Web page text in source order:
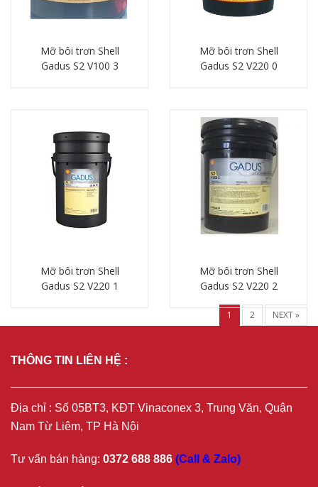
Mỡ bôi trơn Shell
Gadus S2 V100 3
Mỡ bôi trơn Shell
Gadus S2 V220 0
Mỡ bôi trơn Shell
Gadus S2 V220 1
Mỡ bôi trơn Shell
Gadus S2 V220 2
Chi tiết
1 2 NEXT »
THÔNG TIN LIÊN HỆ :
Địa chỉ : Số 05BT3, KĐT Vinaconex 3, Trung Văn, Quận
Nam Từ Liêm, TP Hà Nội
Tư vấn bán hàng: 0372 688 886 (Call & Zalo)